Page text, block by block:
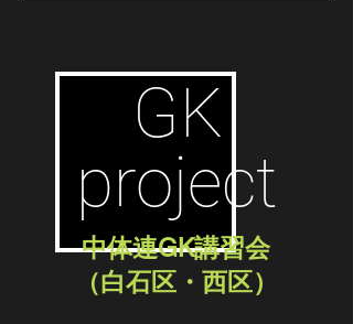
GK
project
中体連GK講習会
（白石区・西区）